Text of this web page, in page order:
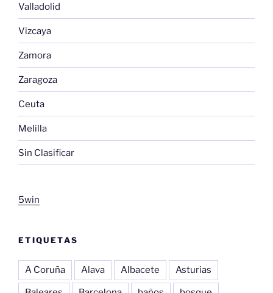
Valladolid
Vizcaya
Zamora
Zaragoza
Ceuta
Melilla
Sin Clasificar
5win
ETIQUETAS
A Coruña Alava Albacete Asturias